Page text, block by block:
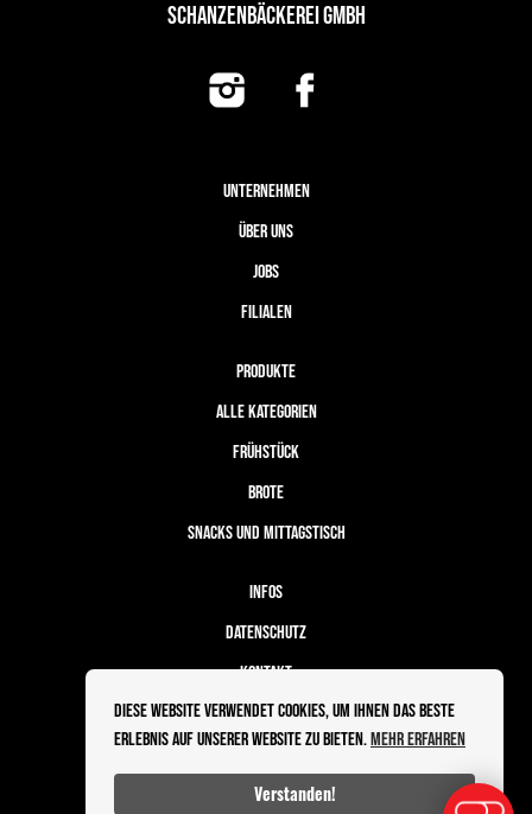
Diese Website verwendet Cookies, um Ihnen das beste
Erlebnis auf unserer Website zu bieten.Mehr erfahren
Verstanden!
SCHANZENBÄCKEREI GMBH
UNTERNEHMEN
ÜBER UNS
JOBS
FILIALEN
PRODUKTE
ALLE KATEGORIEN
FRÜHSTÜCK
BROTE
SNACKS UND MITTAGSTISCH
INFOS
DATENSCHUTZ
KONTAKT
BESTELLABLAUF
Powered by Sleekshop